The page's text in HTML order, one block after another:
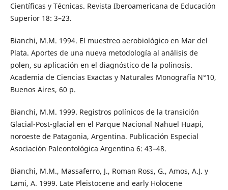
Científicas y Técnicas. Revista Iberoamericana de Educación
Superior 18: 3–23.
Bianchi, M.M. 1994. El muestreo aerobiológico en Mar del
Plata. Aportes de una nueva metodología al análisis de
polen, su aplicación en el diagnóstico de la polinosis.
Academia de Ciencias Exactas y Naturales Monografía N°10,
Buenos Aires, 60 p.
Bianchi, M.M. 1999. Registros polínicos de la transición
Glacial-Post-glacial en el Parque Nacional Nahuel Huapi,
noroeste de Patagonia, Argentina. Publicación Especial
Asociación Paleontológica Argentina 6: 43–48.
Bianchi, M.M., Massaferro, J., Roman Ross, G., Amos, A.J. y
Lami, A. 1999. Late Pleistocene and early Holocene